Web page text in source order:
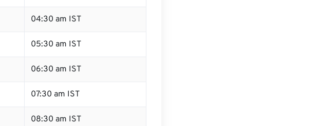
04:30 am IST
05:30 am IST
06:30 am IST
07:30 am IST
08:30 am IST